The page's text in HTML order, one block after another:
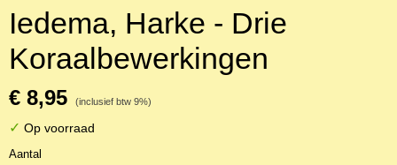
Iedema, Harke - Drie
Koraalbewerkingen
€ 8,95 (inclusief btw 9%)
✓ Op voorraad
Aantal